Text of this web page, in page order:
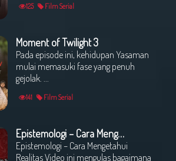
125 Film Serial
Moment of Twilight 3
Pada episode ini, kehidupan Yasaman
mulai memasuki fase yang penuh
gejolak. ...
141 Film Serial
Epistemologi – Cara Mengetahui Realitas oleh : Sayyed Hossein Sadeqi
Epistemologi – Cara Mengetahui
Realitas Video ini mengulas bagaimana